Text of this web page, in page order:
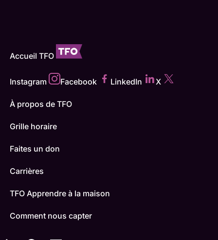
Accueil TFO
Instagram Facebook LinkedIn X
À propos de TFO
Grille horaire
Faites un don
Carrières
TFO Apprendre à la maison
Comment nous capter